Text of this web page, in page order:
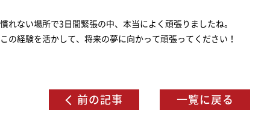
慣れない場所で3日間緊張の中、本当によく頑張りましたね。
この経験を活かして、将来の夢に向かって頑張ってください！
前の記事 一覧に戻る